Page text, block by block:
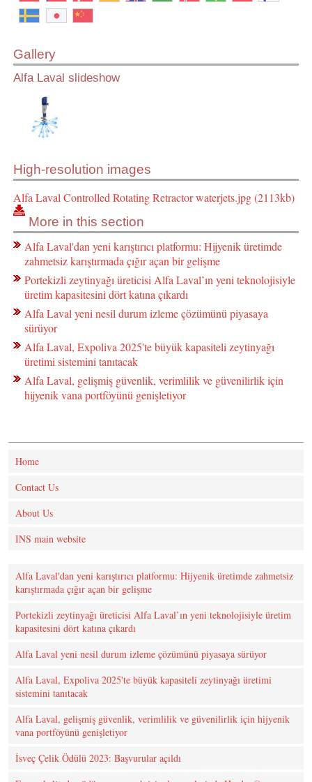
Gallery
Alfa Laval slideshow
High-resolution images
Alfa Laval Controlled Rotating Retractor waterjets.jpg (2113kb)
More in this section
Alfa Laval'dan yeni karıştırıcı platformu: Hijyenik üretimde
zahmetsiz karıştırmada çığır açan bir gelişme
Portekizli zeytinyağı üreticisi Alfa Laval’ın yeni teknolojisiyle
üretim kapasitesini dört katına çıkardı
Alfa Laval yeni nesil durum izleme çözümünü piyasaya
sürüyor
Alfa Laval, Expoliva 2025'te büyük kapasiteli zeytinyağı
üretimi sistemini tanıtacak
Alfa Laval, gelişmiş güvenlik, verimlilik ve güvenilirlik için
hijyenik vana portföyünü genişletiyor
Home
Contact Us
About Us
INS main website
Alfa Laval'dan yeni karıştırıcı platformu: Hijyenik üretimde zahmetsiz
karıştırmada çığır açan bir gelişme
Portekizli zeytinyağı üreticisi Alfa Laval’ın yeni teknolojisiyle üretim
kapasitesini dört katına çıkardı
Alfa Laval yeni nesil durum izleme çözümünü piyasaya sürüyor
Alfa Laval, Expoliva 2025'te büyük kapasiteli zeytinyağı üretimi
sistemini tanıtacak
Alfa Laval, gelişmiş güvenlik, verimlilik ve güvenilirlik için hijyenik
vana portföyünü genişletiyor
İsveç Çelik Ödülü 2023: Başvurular açıldı